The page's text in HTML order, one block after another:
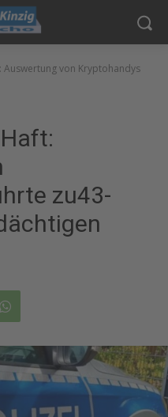
Auswertung von Kryptohandys
zu43-